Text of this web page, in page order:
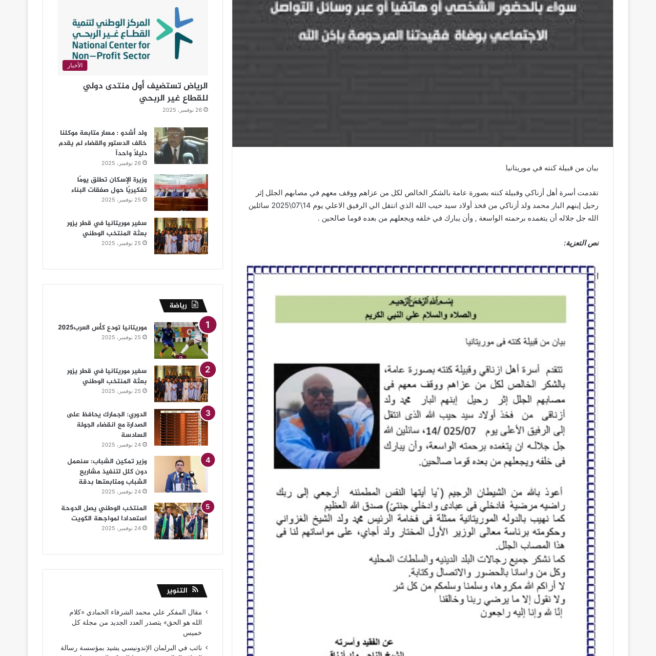
بيان من قبيلة كنته في موريتانيا
تقدمت أسرة أهل أزناكي وقبيلة كنته بصورة عامة بالشكر الخالص لكل من عزاهم ووقف معهم في مصابهم الجلل إثر
رحيل إبنهم البار محمد ولد أزناكي من فخذ أولاد سيد حيب الله الذي انتقل الي الرفيق الاعلي يوم 14\07\2025 سائلين
الله جل جلاله أن يتغمده برحمته الواسعة , وأن يبارك في خلفه ويجعلهم من بعده قوما صالحين .
نص التعزية:
الأخبار
الرياض تستضيف أول منتدى دولي
للقطاع غير الربحي
26 نوفمبر، 2025
ولد أشدو : مسار متابعة موكلنا
خالف الدستور والقضاء لم يقدم
دليلاً واحداً
26 نوفمبر، 2025
وزيرة الإسكان تطلق يومًا
تفكيريًا حول صفقات البناء
25 نوفمبر، 2025
سفير موريتانيا في قطر يزور
بعثة المنتخب الوطني
25 نوفمبر، 2025
رياضة
موريتانيا تودع كأس العرب2025
25 نوفمبر، 2025
سفير موريتانيا في قطر يزور
بعثة المنتخب الوطني
25 نوفمبر، 2025
الدوري: الجمارك يحافظ على
الصدارة مع انقضاء الجولة
السادسة
24 نوفمبر، 2025
وزير تمكين الشباب: سنعمل
دون كلل لتنفيذ مشاريع
الشباب ومتابعتها بدقة
24 نوفمبر، 2025
المنتخب الوطني يصل الدوحة
استعدادا لمواجهة الكويت
24 نوفمبر، 2025
التنوير
مقال المفكر علي محمد الشرفاء الحمادي «كلام
الله هو الحق» يتصدر العدد الجديد من مجلة كل
خميس
نائب في البرلمان الإندونيسي يشيد بمؤسسة رسالة